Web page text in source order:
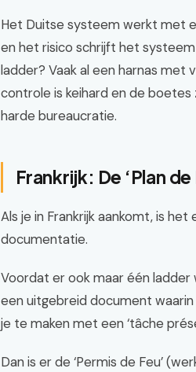
Het Duitse systeem werkt met
en het risico schrijft het
ladder? Vaak al een harnas met
controle is keihard en de boetes
harde bureaucratie.
Frankrijk: De ‘Plan
Als je in Frankrijk aankomt, is
documentatie.
Voordat er ook maar één ladder
een uitgebreid document waarin
je te maken met een ‘tâche
Dan is er de ‘Permis de Feu’